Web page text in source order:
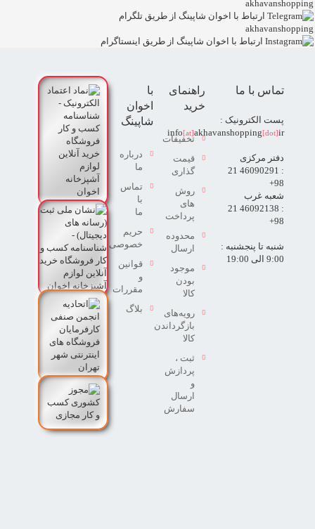
akhavanshopping
akhavanshopping
تماس با ما
پست الکترونیک :
info[at]akhavanshopping[dot]ir
دفتر مرکزی
: 46090291 21
98+
شعبه غرب
: 46092138 21
98+
شنبه تا پنجشنبه :
9:00 الی 19:00
راهنمای
خرید
تخفیفات
قیمت
گذاری
روش
های
پرداخت
محدوده
ارسال
موجود
بودن
کالا
رویه‌های
بازگرداندن
کالا
ثبت ،
پردازش
و
ارسال
سفارش
با
اخوان
شاپینگ
درباره
ما
تماس
با
ما
حریم
خصوصی
قوانین
و
مقررات
بلاگ